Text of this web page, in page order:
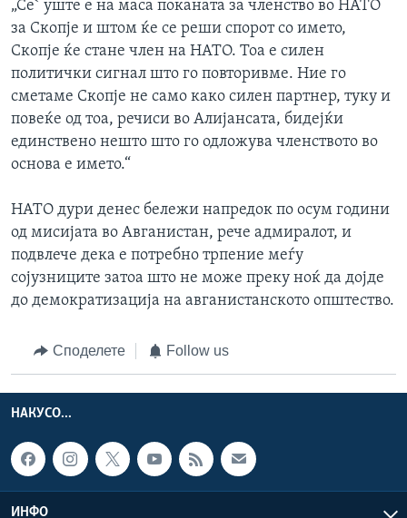
„Се` уште е на маса поканата за членство во НАТО
за Скопје и штом ќе се реши спорот со името,
Скопје ќе стане член на НАТО. Тоа е силен
политички сигнал што го повторивме. Ние го
сметаме Скопје не само како силен партнер, туку и
повеќе од тоа, речиси во Алијансата, бидејќи
единствено нешто што го одложува членството во
основа е името.“
НАТО дури денес бележи напредок по осум години
од мисијата во Авганистан, рече адмиралот, и
подвлече дека е потребно трпение меѓу
сојузниците затоа што не може преку ноќ да дојде
до демократизација на авганистанското општество.
Споделете Follow us
НАКУСО...
ИНФО